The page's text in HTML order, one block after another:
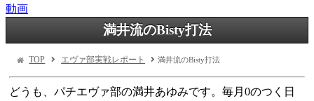
動画
満井流のBisty打法
TOP エヴァ部実戦レポート 満井流のBisty打法
どうも、パチエヴァ部の満井あゆみです。毎月0のつく日